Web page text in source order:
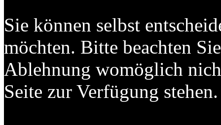
Sie können selbst
möchten. Bitte beachten
Ablehnung womöglich
Seite zur Verfügung stehen.